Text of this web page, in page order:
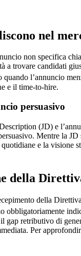
nel
non specifica
trovare candidati
l’annuncio
e il time-to-hire.
persuasivo
(JD) e
Mentre la JD
e la visione
della
della
obbligatoriamente
retributivo di
Per